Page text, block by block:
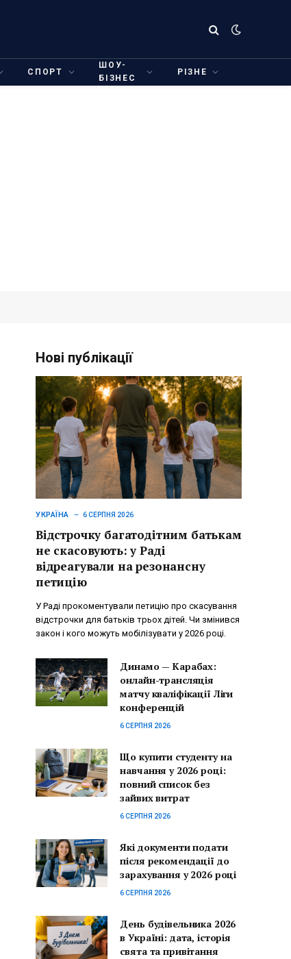
СПОРТ
ШОУ-
БІЗНЕС
РІЗНЕ
Нові публікації
УКРАЇНА 6 СЕРПНЯ 2026
Відстрочку багатодітним батькам
не скасовують: у Раді
відреагували на резонансну
петицію
У Раді прокоментували петицію про скасування
відстрочки для батьків трьох дітей. Чи змінився
закон і кого можуть мобілізувати у 2026 році.
Динамо — Карабах:
онлайн-трансляція
матчу кваліфікації Ліги
конференцій
6 СЕРПНЯ 2026
Що купити студенту на
навчання у 2026 році:
повний список без
зайвих витрат
6 СЕРПНЯ 2026
Які документи подати
після рекомендації до
зарахування у 2026 році
6 СЕРПНЯ 2026
День будівельника 2026
в Україні: дата, історія
свята та привітання